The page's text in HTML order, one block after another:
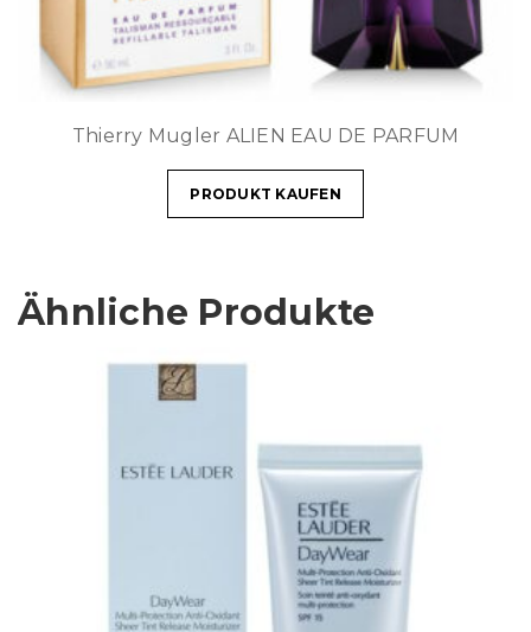
Thierry Mugler ALIEN EAU DE PARFUM
PRODUKT KAUFEN
Ähnliche Produkte